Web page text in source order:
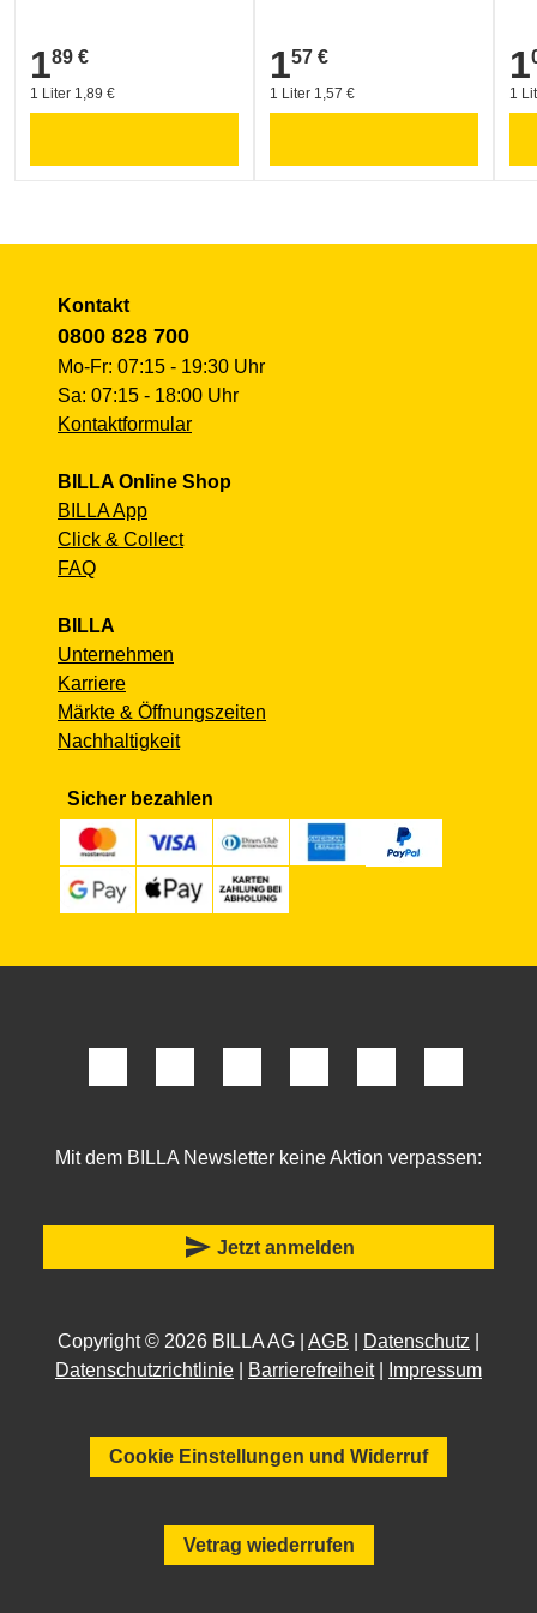
Umwelt und Verpackung:
Geschützte Traditionelle Spezialität
1,89 €
189 €
1 Liter 1,89 €
1,57 €
157 €
1 Liter 1,57 €
1
1
Kontakt
0800 828 700
Mo-Fr: 07:15 - 19:30 Uhr
Sa: 07:15 - 18:00 Uhr
Kontaktformular
BILLA Online Shop
BILLA App
Click & Collect
FAQ
BILLA
Unternehmen
Karriere
Märkte & Öffnungszeiten
Nachhaltigkeit
Sicher bezahlen
Mit dem BILLA Newsletter keine Aktion verpassen:
send Jetzt anmelden
Copyright © 2026 BILLA AG | AGB Datenschutz
Datenschutzrichtlinie
Barrierefreiheit| Impressum
Cookie Einstellungen und Widerruf
Vetrag wiederrufen